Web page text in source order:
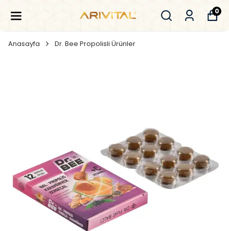
0
Anasayfa Dr. Bee Propolisli Ürünler